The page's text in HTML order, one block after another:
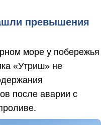
превышения
море у побережья
«Утриш» не
после аварии с